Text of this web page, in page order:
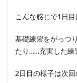
こんな感じで1日目
基礎練習をがっつ
たり……充実した練
2日目の様子は次